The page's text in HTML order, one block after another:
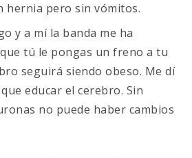
hernia pero sin vómitos.
y a mí la banda me ha
tú le pongas un freno a tu
seguirá siendo obeso. Me dí
educar el cerebro. Sin
no puede haber cambios